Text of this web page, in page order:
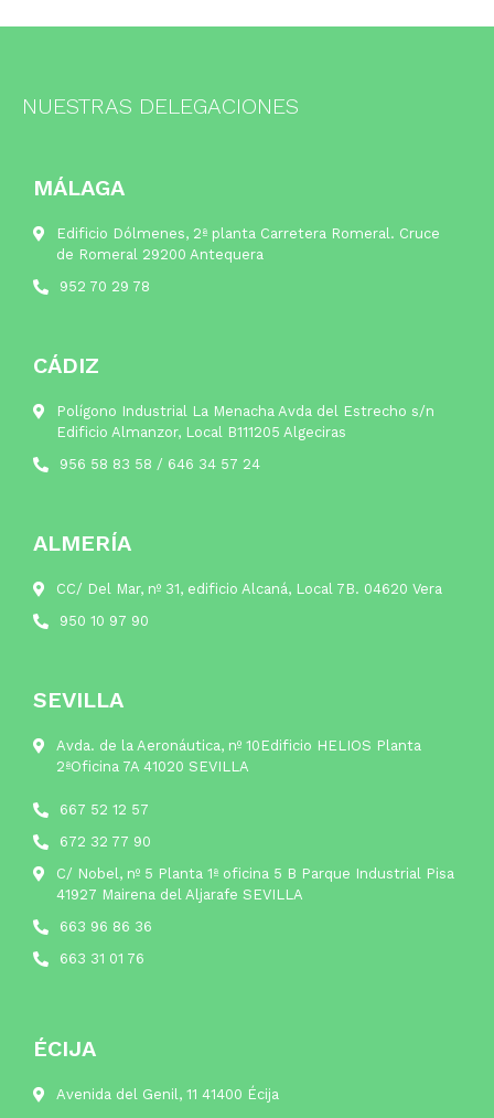
NUESTRAS DELEGACIONES
MÁLAGA
Edificio Dólmenes, 2ª planta Carretera Romeral. Cruce
de Romeral 29200 Antequera
952 70 29 78
CÁDIZ
Polígono Industrial La Menacha Avda del Estrecho s/n
Edificio Almanzor, Local B111205 Algeciras
956 58 83 58 / 646 34 57 24
ALMERÍA
CC/ Del Mar, nº 31, edificio Alcaná, Local 7B. 04620 Vera
950 10 97 90
SEVILLA
Avda. de la Aeronáutica, nº 10Edificio HELIOS Planta
2ªOficina 7A 41020 SEVILLA
667 52 12 57
672 32 77 90
C/ Nobel, nº 5 Planta 1ª oficina 5 B Parque Industrial Pisa
41927 Mairena del Aljarafe SEVILLA
663 96 86 36
663 31 01 76
ÉCIJA
Avenida del Genil, 11 41400 Écija